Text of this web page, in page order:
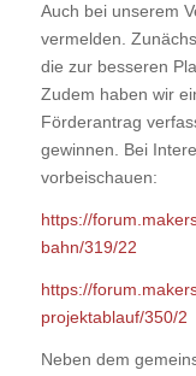
Auch bei unserem
vermelden.
die zur besseren
Zudem haben wir
Förderantrag
gewinnen. Bei
vorbeischauen:
https://
bahn/319/22
https://
projektablauf/350/2
Neben dem